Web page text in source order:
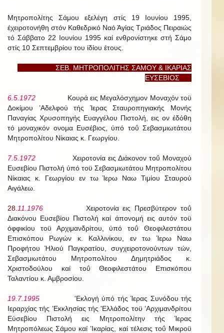
Μητροπολίτης Σάμου εξελέγη στίς 19 Ιουνίου 1995,
έχειροτονήθη στόν Καθεδρικό Ναό Άγίας Τριάδος Πειραιώς
τό Σάββατο 22 Ιουνίου 1995 καί ενθρονίστηκε στή Σάμο
στίς 10 Σεπτεμβρίου του ίδίου έτους.
ΣΕΒ. ΜΗΤΡΟΠΟΛΙΤΗΣ ΣΑΜΟΥ & ΙΚΑΡΙΑΣ
ΕΥΣΕΒΙΟΣ
6.5.1972
Κουρά εις Μεγαλόσχημον Μοναχόν τοϋ
Δοκίμου ’Αδελφού τής Ίερας Σταυροπηγιακής Μονής
Παναγίας Χρυσοπηγής Ευαγγέλου Πιστολή, εις ον έδόθη
τό μοναχικόν ονομα Ευσέβιος, ύπό τοΰ Σεβασμιωτάτου
Μητροπολίτου Νίκαιας κ. Γεωργίου.
7.5.1972 Χειροτονία εις Διάκονον τοΰ Μοναχού
Ευσεβίου Πιστολή ύπό τοϋ Σεβασμιωτάτου Μητροπολίτου
Νίκαιας κ. Γεωργίου εν τω Ίερω Ναω Τιμίου Σταυρού
Αιγάλεω.
28. 11.1976
Χειροτονία εις Πρεσβύτερον τοΰ
Διακόνου Ευσεβίου Πιστολή καί άπονομή εις αυτόν τοϋ
όφφικίου τοϋ Αρχιμανδρίτου, ύπό τοΰ Θεοφιλεστάτου
Επισκόπου Ρωγών κ. Καλλινίκου, εν τω Ίερω Ναω
Προφήτου Ήλιού Παγκρατίου, συγχειροτονούντων τών,
Σεβασμιωτάτου Μητροπολίτου Δημητριάδος κ.
Χριστοδούλου καί τοΰ Θεοφιλεστάτου Επισκόπου
Ταλαντίου κ. Αμβροσίου.
19.7.1995 'Εκλογή ύπό τής Ίερας Συνόδου τής
Ιεραρχίας τής ’Εκκλησίας τής 'Ελλάδος τοϋ ’Αρχιμανδρίτου
Εύσεβίου Πιστολή εις Μητροπολίτην τής Ίερας
Μητροπόλεως Σάμου καί ’Ικαρίας, καί τέλεσις τοΰ Μικροϋ